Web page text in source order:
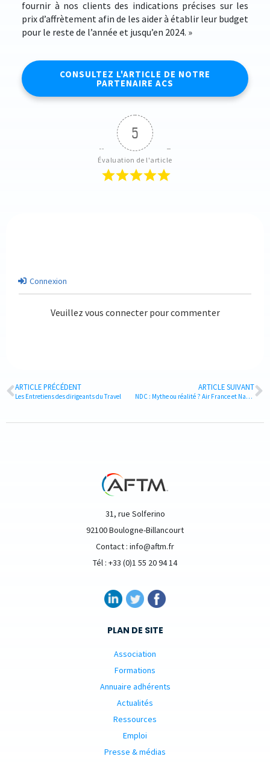
fournir à nos clients des indications précises sur les
prix d’affrètement afin de les aider à établir leur budget
pour le reste de l’année et jusqu’en 2024. »
CONSULTEZ L'ARTICLE DE NOTRE
PARTENAIRE ACS
5
Évaluation de l'article
Connexion
Veuillez vous connecter pour commenter
ARTICLE PRÉCÉDENT
Les Entretiens des dirigeants du Travel
ARTICLE SUIVANT
NDC : Mythe ou réalité ? Air France et Navan font le bilan
31, rue Solferino
92100 Boulogne-Billancourt
Contact : info@aftm.fr
Tél : +33 (0)1 55 20 94 14
PLAN DE SITE
Association
Formations
Annuaire adhérents
Actualités
Ressources
Emploi
Presse & médias